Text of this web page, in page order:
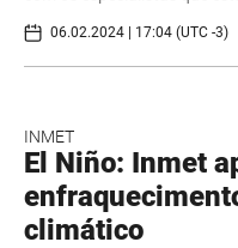
06.02.2024 | 17:04 (UTC -3)
INMET
El Niño: Inmet
climático